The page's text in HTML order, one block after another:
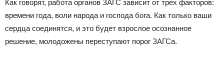
Как говорят, работа органов ЗАГС зависит от трех факторов:
времени года, воли народа и господа бога. Как только ваши
сердца соединятся, и это будет взрослое осознанное
решение, молодожены переступают порог ЗАГСа.